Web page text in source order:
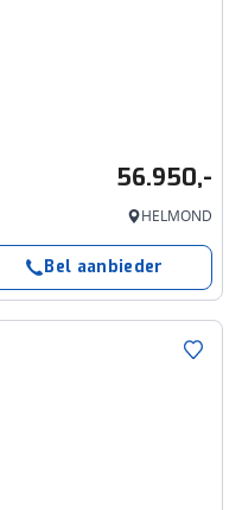
56.950,-
HELMOND
Bel aanbieder